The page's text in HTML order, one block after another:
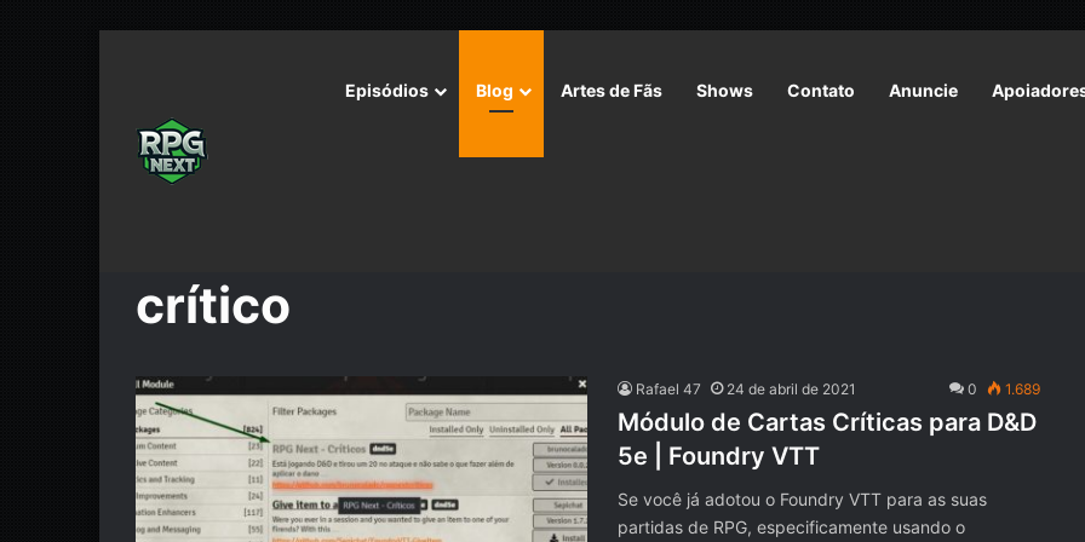
Episódios Blog Artes de Fãs Shows Contato Anuncie
crítico
Rafael 47 24 de abril de 2021 0 1.689
Módulo de Cartas Críticas para D&D
5e | Foundry VTT
Se você já adotou o Foundry VTT para as suas
partidas de RPG, especificamente usando o